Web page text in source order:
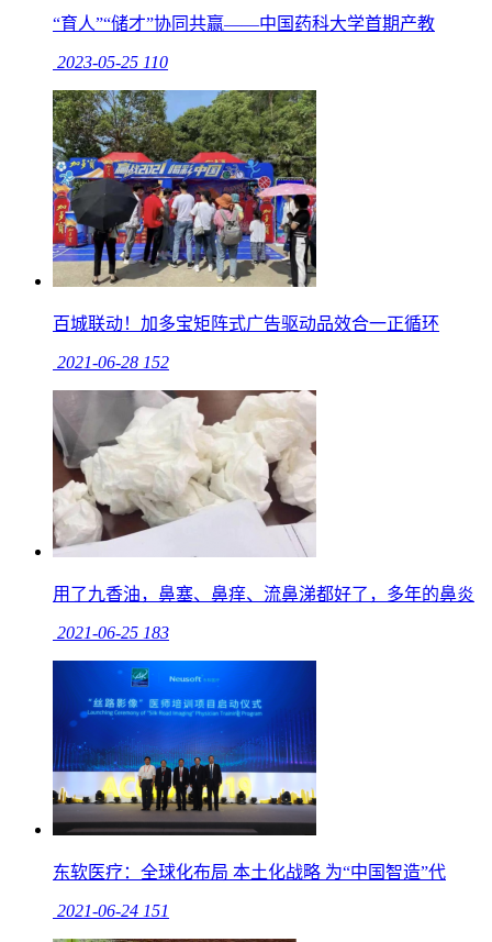
“育人”“储才”协同共赢——中国药科大学首期产教
2023-05-25 110
百城联动！加多宝矩阵式广告驱动品效合一正循环
2021-06-28 152
用了九香油，鼻塞、鼻痒、流鼻涕都好了，多年的鼻炎
2021-06-25 183
东软医疗：全球化布局 本土化战略 为“中国智造”代
2021-06-24 151